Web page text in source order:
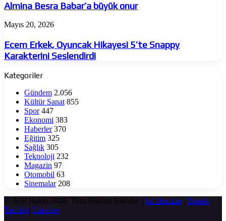
Babar’a
büyük
onur
Almina Besra Babar’a büyük onur
Ecem
Oyuncak
Hikayesi
5’te
Karakterini
Seslendirdi
Mayıs 20, 2026
Ecem Erkek, Oyuncak Hikayesi 5’te Snappy
Karakterini Seslendirdi
Kategoriler
Gündem 2.056
Kültür Sanat 855
Spor 447
Ekonomi 383
Haberler 370
Eğitim 325
Sağlık 305
Teknoloji 232
Magazin 97
Otomobil 63
Sinemalar 208
© Telif Hakkı 2026, Tüm Hakları Saklıdır | hd film izle , Yemek
Tarifleri| Fmovies